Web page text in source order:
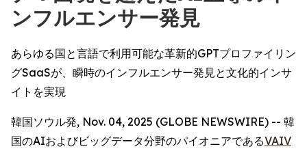
ンフルエンサー発見
あらゆる国と言語で利用可能な革新的GPTプロファイリン
グSaaSが、瞬時のインフルエンサー発見と文化的インサ
イトを実現
韓国ソウル発, Nov. 04, 2025 (GLOBE NEWSWIRE) -- 韓
国のAIおよびビッグデータ分野のパイオニアであるVAIV